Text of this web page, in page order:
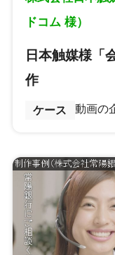
ドコム 様）
日本触媒様「
作
ケース 動画の